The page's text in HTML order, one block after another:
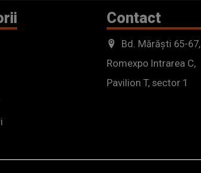
Contact
Bd. Mărăști 65-67,
Romexpo Intrarea C,
Pavilion T, sector 1